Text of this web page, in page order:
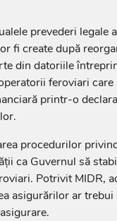
prevederi legale
fi create după
din datoriile
feroviari
printr-o
procedurilor
ca Guvernul să
Potrivit MIDR,
asigurărilor ar